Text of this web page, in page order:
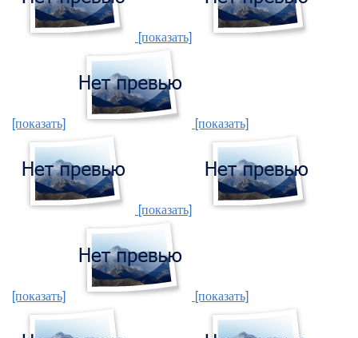
[показать]
[показать] [показать]
[показать]
[показать] [показать]